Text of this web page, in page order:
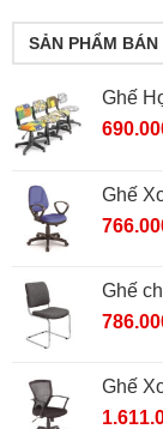
SẢN PHẨM BÁN
Ghế
Ghế
Ghế
Ghế